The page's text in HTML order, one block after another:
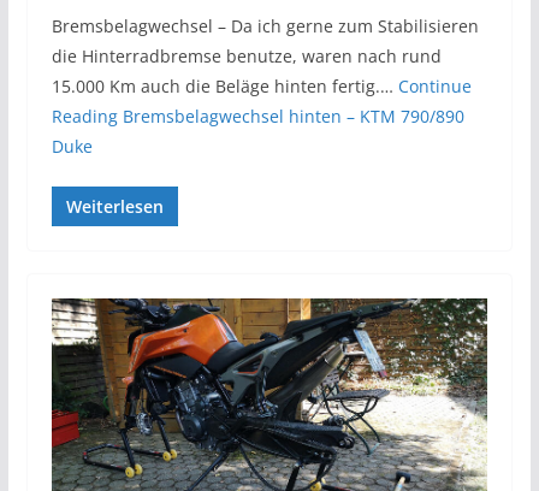
Bremsbelagwechsel – Da ich gerne zum Stabilisieren
die Hinterradbremse benutze, waren nach rund
15.000 Km auch die Beläge hinten fertig.… Continue
ReadingBremsbelagwechsel hinten – KTM 790/890
Duke
Weiterlesen